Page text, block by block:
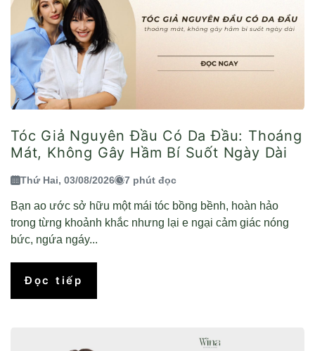
Tóc Giả Nguyên Đầu Có Da Đầu: Thoáng
Mát, Không Gây Hầm Bí Suốt Ngày Dài
Thứ Hai, 03/08/2026 7 phút đọc
Bạn ao ước sở hữu một mái tóc bồng bềnh, hoàn hảo
trong từng khoảnh khắc nhưng lại e ngại cảm giác nóng
bức, ngứa ngáy...
Đọc tiếp